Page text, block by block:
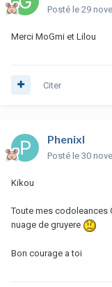
Posté le 29
Merci MoGmi et Lilou
Citer
Phenixl
Posté le 30
Kikou
Toute mes codoleances
nuage de gruyere
Bon courage a toi